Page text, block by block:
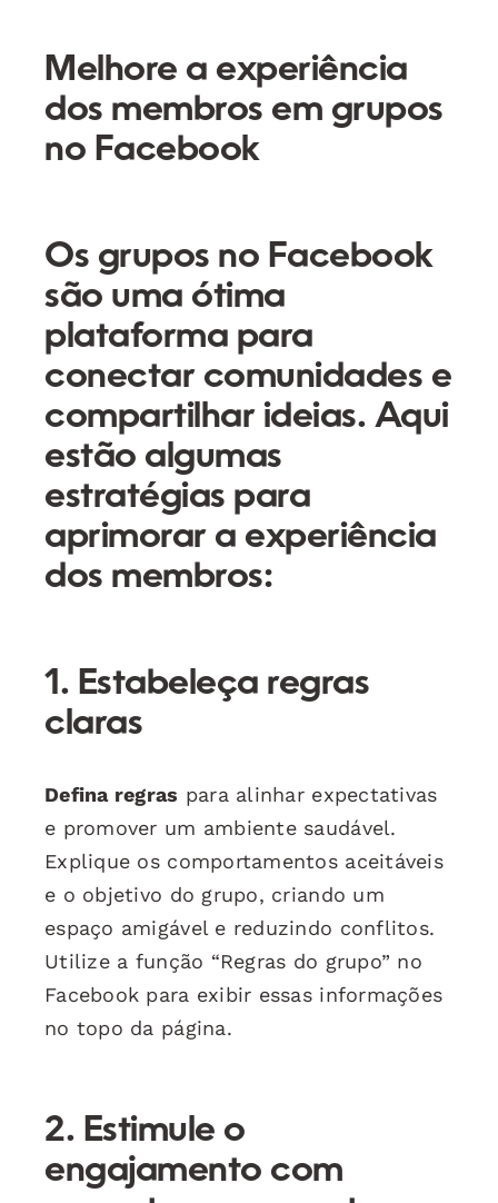
Melhore a experiência
dos membros em grupos
no Facebook
Os grupos no Facebook
são uma ótima
plataforma para
conectar comunidades e
compartilhar ideias. Aqui
estão algumas
estratégias para
aprimorar a experiência
dos membros:
1. Estabeleça regras
claras
Defina regras para alinhar expectativas
e promover um ambiente saudável.
Explique os comportamentos aceitáveis
e o objetivo do grupo, criando um
espaço amigável e reduzindo conflitos.
Utilize a função “Regras do grupo” no
Facebook para exibir essas informações
no topo da página.
2. Estimule o
engajamento com